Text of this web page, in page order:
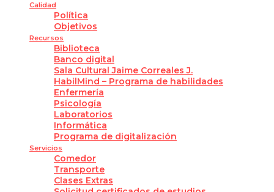
Calidad
Política
Objetivos
Recursos
Biblioteca
Banco digital
Sala Cultural Jaime Correales J.
HabilMind – Programa de habilidades
Enfermería
Psicología
Laboratorios
Informática
Programa de digitalización
Servicios
Comedor
Transporte
Clases Extras